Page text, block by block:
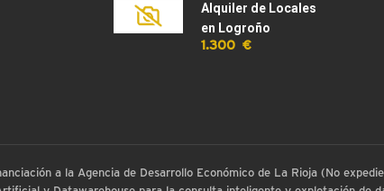
Alquiler de Locales
en Logroño
1.300 €
a la Agencia de Desarrollo Económico de La Rioja (No